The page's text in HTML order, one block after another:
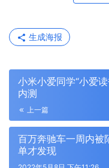
生成海报
小米小爱同学“小爱
内测
上一篇
百万奔驰车一周内被
单才发现